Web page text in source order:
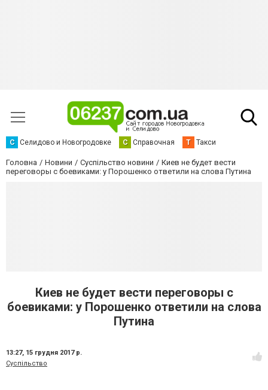
С Селидово и Новогродовке С Справочная Т Такси
Головна Новини Суспільство новини
Киев не будет вести
переговоры с боевиками: у Порошенко ответили на слова Путина
Киев не будет вести переговоры с
боевиками: у Порошенко ответили на слова
Путина
13:27, 15 грудня 2017 р.
Суспільство